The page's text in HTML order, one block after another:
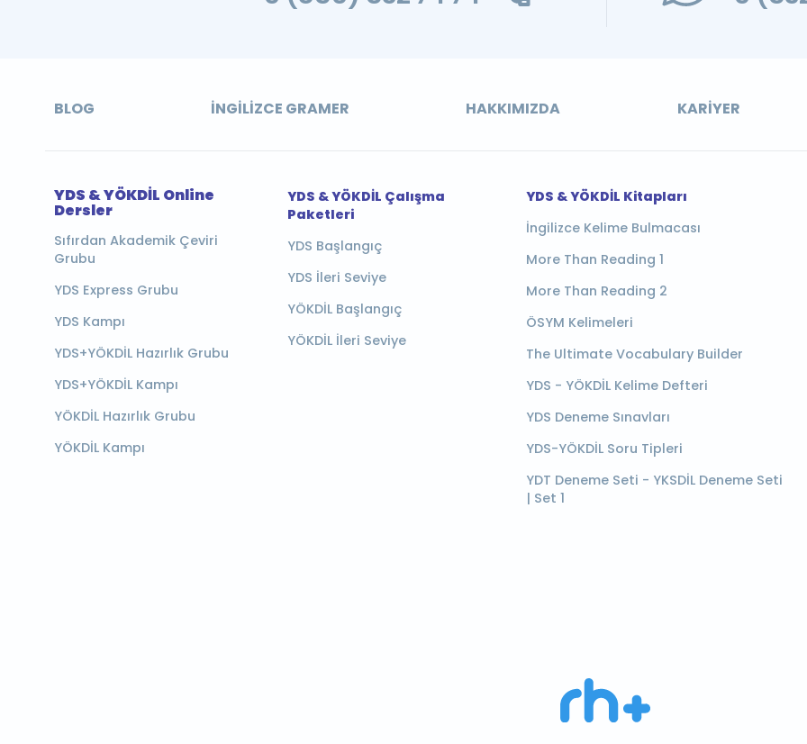
BLOG İNGILIZCE GRAMER HAKKIMIZDA KARIYER
YDS & YÖKDİL Online
Dersler
Sıfırdan Akademik Çeviri
Grubu
YDS Express Grubu
YDS Kampı
YDS+YÖKDİL Hazırlık Grubu
YDS+YÖKDİL Kampı
YÖKDİL Hazırlık Grubu
YÖKDİL Kampı
YDS & YÖKDİL Çalışma
Paketleri
YDS Başlangıç
YDS İleri Seviye
YÖKDİL Başlangıç
YÖKDİL İleri Seviye
YDS & YÖKDİL Kitapları
İngilizce Kelime Bulmacası
More Than Reading 1
More Than Reading 2
ÖSYM Kelimeleri
The Ultimate Vocabulary Builder
YDS - YÖKDİL Kelime Defteri
YDS Deneme Sınavları
YDS-YÖKDİL Soru Tipleri
YDT Deneme Seti - YKSDİL Deneme Seti
| Set 1